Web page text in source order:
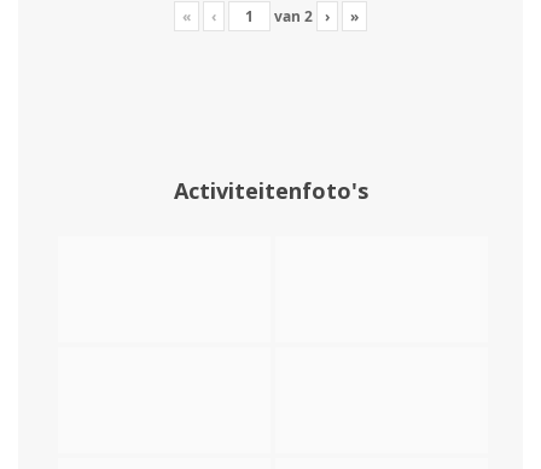
« ‹ van 2 › »
Activiteitenfoto's